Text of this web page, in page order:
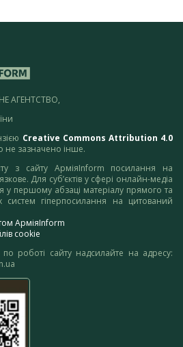
АГЕНТСТВО,
Creative Commons Attribution 4.0
не зазначено інше.
з сайту АрміяInform посилання на
Для суб’єктів у сфері онлайн-медіа
у першому абзаці матеріалу прямого та
систем гіперпосилання на цитований
АрміяInform
cookie
роботі сайту надсилайте на адресу: